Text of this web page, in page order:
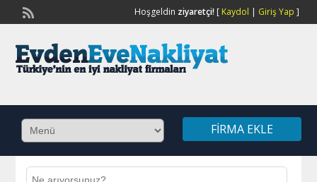
Hoşgeldin ziyaretçi![ Kaydol | Giriş Yap ]
FIRMA EKLE